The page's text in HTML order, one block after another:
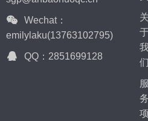
的。
Wechat：
emilylaku(13763102795)
QQ：2851699128
关
们
服
务
项